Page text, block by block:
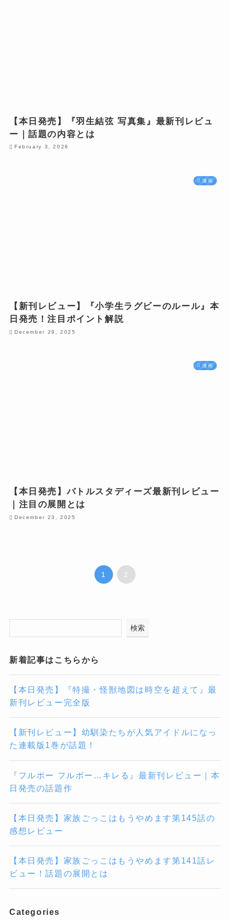
【本日発売】『羽生結弦 写真集』最新刊レビュ
ー｜話題の内容とは
February 3, 2026
漫画
【新刊レビュー】『小学生ラグビーのルール』本
日発売！注目ポイント解説
December 29, 2025
漫画
【本日発売】バトルスタディーズ最新刊レビュー
｜注目の展開とは
December 23, 2025
1 2
検索
新着記事はこちらから
【本日発売】『特撮・怪獣地図は時空を超えて』最
新刊レビュー完全版
【新刊レビュー】幼馴染たちが人気アイドルになっ
た連載版1巻が話題！
『フルボー フルボー…キレる』最新刊レビュー｜本
日発売の話題作
【本日発売】家族ごっこはもうやめます第145話の
感想レビュー
【本日発売】家族ごっこはもうやめます第141話レ
ビュー！話題の展開とは
Categories